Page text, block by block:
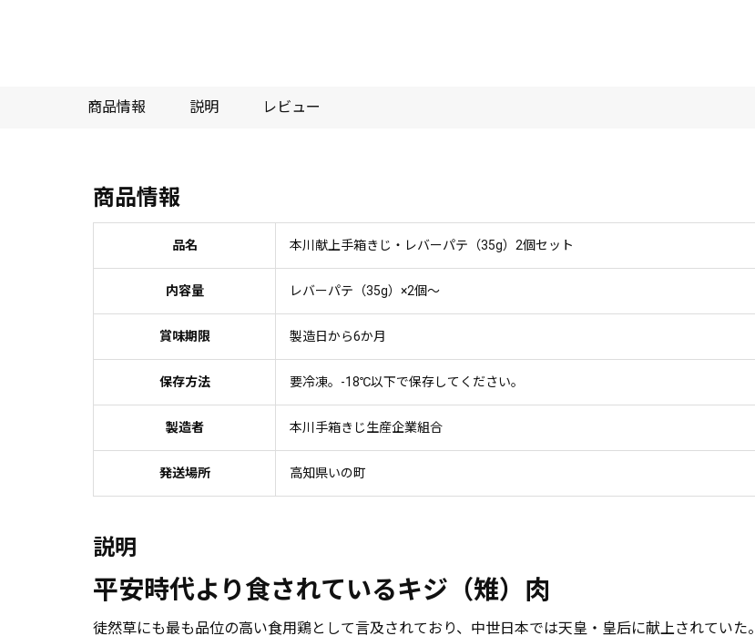
商品情報 説明 レビュー
商品情報
品名 本川献上手箱きじ・レバーパテ（35g）2個セット
内容量 レバーパテ（35g）×2個～
賞味期限 製造日から6か月
保存方法 要冷凍。-18℃以下で保存してください。
製造者 本川手箱きじ生産企業組合
発送場所 高知県いの町
説明
平安時代より食されているキジ（雉）肉
徒然草にも最も品位の高い食用鶏として言及されており、中世日本では天皇・皇后に献上されていた。